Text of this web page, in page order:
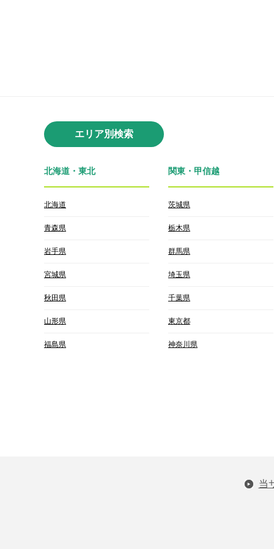
エリア別検索
北海道・東北
北海道
青森県
岩手県
宮城県
秋田県
山形県
福島県
関東・甲信越
茨城県
栃木県
群馬県
埼玉県
千葉県
東京都
神奈川県
当